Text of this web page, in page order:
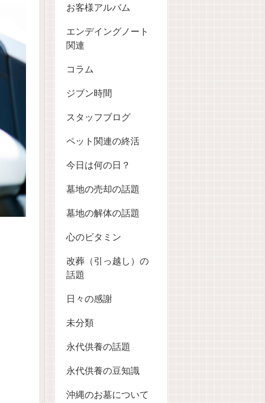
お客様アルバム
エンデイングノート
関連
コラム
ジブン時間
スタッフブログ
ペット関連の終活
今日は何の日？
墓地の売却の話題
墓地の解体の話題
心のビタミン
改葬（引っ越し）の
話題
日々の感謝
未分類
永代供養の話題
永代供養の豆知識
沖縄のお墓について